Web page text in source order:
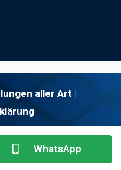
aller Art |
WhatsApp